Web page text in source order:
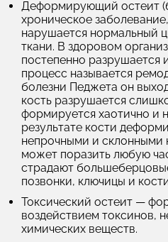
Деформирующий остеит
хроническое
нарушается нормальный
ткани. В здоровом
постепенно разрушается
процесс называется
болезни Педжета он
кость разрушается
формируется хаотично и
результате кости
непрочными и склонными
может поразить любую
страдают
позвонки, ключицы и
Токсический остеит —
воздействием токсинов,
химических веществ.